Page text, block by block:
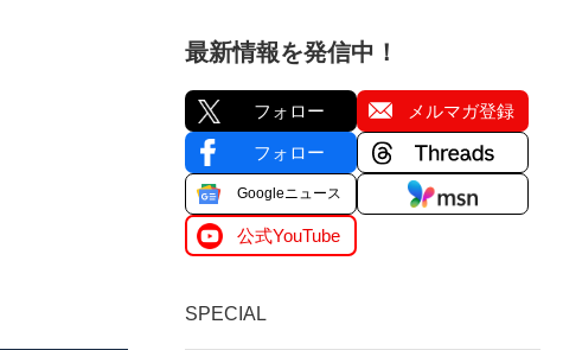
最新情報を発信中！
フォロー メルマガ登録
フォロー
Googleニュース
公式YouTube
SPECIAL